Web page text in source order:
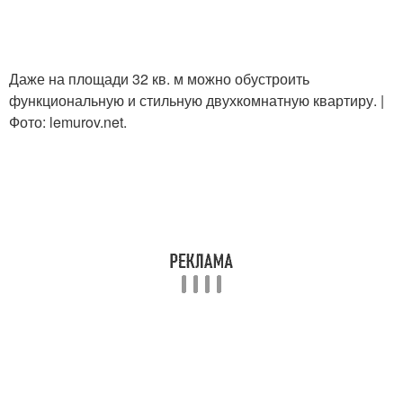
Даже на площади 32 кв. м можно обустроить
функциональную и стильную двухкомнатную квартиру. |
Фото: lemurov.net.